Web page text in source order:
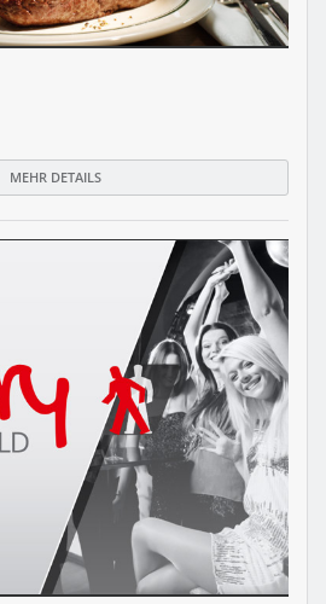
MEHR DETAILS